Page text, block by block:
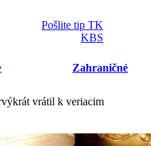
Pošlite tip TK
KBS
Zahraničné
vrátil k veriacim